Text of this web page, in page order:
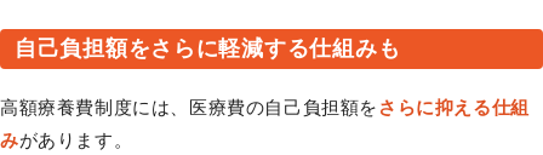
自己負担額をさらに軽減する仕組みも
高額療養費制度には、医療費の自己負担額を さらに抑える仕組
みがあります。